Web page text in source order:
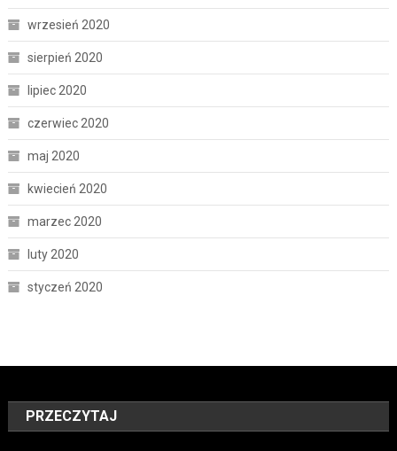
wrzesień 2020
sierpień 2020
lipiec 2020
czerwiec 2020
maj 2020
kwiecień 2020
marzec 2020
luty 2020
styczeń 2020
PRZECZYTAJ